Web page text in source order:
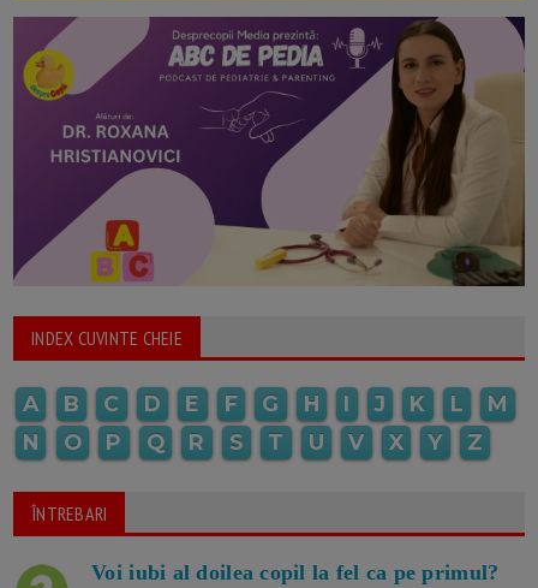
INDEX CUVINTE CHEIE
A B C D E F G H I J K L
M
N
O P Q R S T U V X Y Z
ÎNTREBARI
Voi iubi al doilea copil la fel ca pe primul?